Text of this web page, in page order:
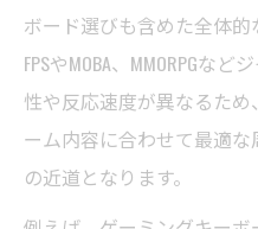
説
FPSプレイヤー
キーボード
ボード選びも含めた全体
FPSやMOBA、MMORPGな
性や反応速度が異なるた
ーム内容に合わせて最適
の近道となります。